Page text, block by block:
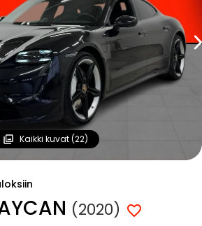
Kaikki kuvat (22)
(2020)